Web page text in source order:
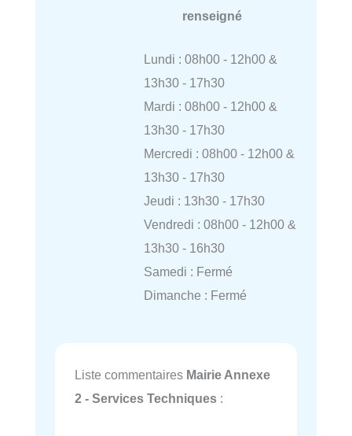
renseigné
Lundi : 08h00 - 12h00 &
13h30 - 17h30
Mardi : 08h00 - 12h00 &
13h30 - 17h30
Mercredi : 08h00 - 12h00 &
13h30 - 17h30
Jeudi : 13h30 - 17h30
Vendredi : 08h00 - 12h00 &
13h30 - 16h30
Samedi : Fermé
Dimanche : Fermé
Liste commentaires Mairie Annexe
2 - Services Techniques :